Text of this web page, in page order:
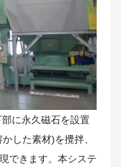
に永久磁石を設置
した素材)を攪拌、
できます。本システ